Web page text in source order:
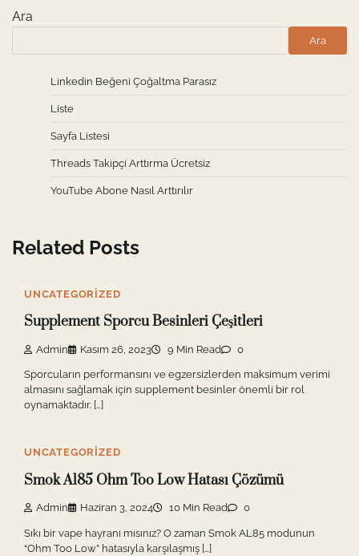
Ara
Ara
Linkedin Beğeni Çoğaltma Parasız
Liste
Sayfa Listesi
Threads Takipçi Arttırma Ücretsiz
YouTube Abone Nasıl Arttırılır
Related Posts
UNCATEGORIZED
Supplement Sporcu Besinleri Çeşitleri
Admin Kasım 26, 2023 9 Min Read 0
Sporcuların performansını ve egzersizlerden maksimum verimi
almasını sağlamak için supplement besinler önemli bir rol
oynamaktadır. […]
UNCATEGORIZED
Smok Al85 Ohm Too Low Hatası Çözümü
Admin Haziran 3, 2024 10 Min Read 0
Sıkı bir vape hayranı mısınız? O zaman Smok AL85 modunun
“Ohm Too Low” hatasıyla karşılaşmış […]